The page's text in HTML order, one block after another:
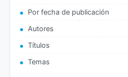
Por fecha de publicación
Autores
Títulos
Temas